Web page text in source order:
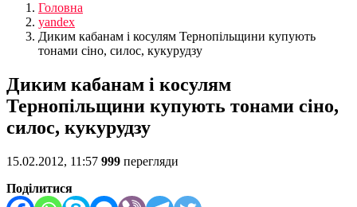
Головна
yandex
Диким кабанам і косулям Тернопільщини купують
тонами сіно, силос, кукурудзу
Диким кабанам і косулям
Тернопільщини купують тонами сіно,
силос, кукурудзу
15.02.2012, 11:57 999 перегляди
Поділитися